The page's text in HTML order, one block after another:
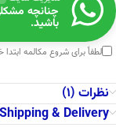
چنانچه
باشید.
لطفاً برای شروع مکالمه ابتدا
نظرات (1)
Shipping & Delivery